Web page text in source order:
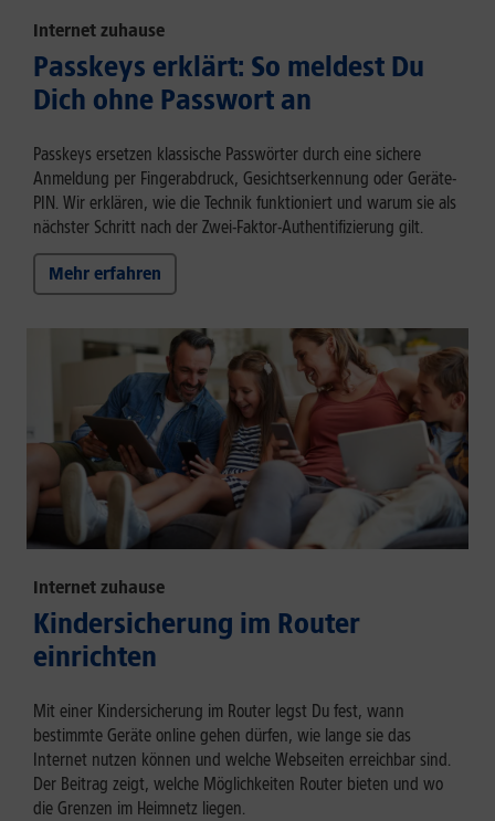
Internet zuhause
Passkeys erklärt: So meldest Du
Dich ohne Passwort an
Passkeys ersetzen klassische Passwörter durch eine sichere
Anmeldung per Fingerabdruck, Gesichtserkennung oder Geräte-
PIN. Wir erklären, wie die Technik funktioniert und warum sie als
nächster Schritt nach der Zwei-Faktor-Authentifizierung gilt.
Mehr erfahren
Internet zuhause
Kindersicherung im Router
einrichten
Mit einer Kindersicherung im Router legst Du fest, wann
bestimmte Geräte online gehen dürfen, wie lange sie das
Internet nutzen können und welche Webseiten erreichbar sind.
Der Beitrag zeigt, welche Möglichkeiten Router bieten und wo
die Grenzen im Heimnetz liegen.